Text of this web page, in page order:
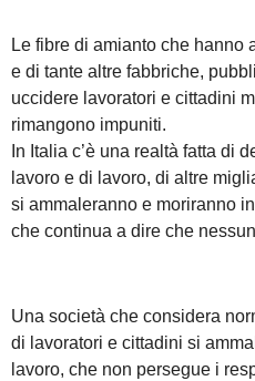
Le fibre di amianto che hanno
e di tante altre fabbriche,
uccidere lavoratori e cittadini
rimangono impuniti.
In Italia c’è una realtà fatta di
lavoro e di lavoro, di altre
si ammaleranno e moriranno
che continua a dire che
Una società che considera
di lavoratori e cittadini si
lavoro, che non persegue i